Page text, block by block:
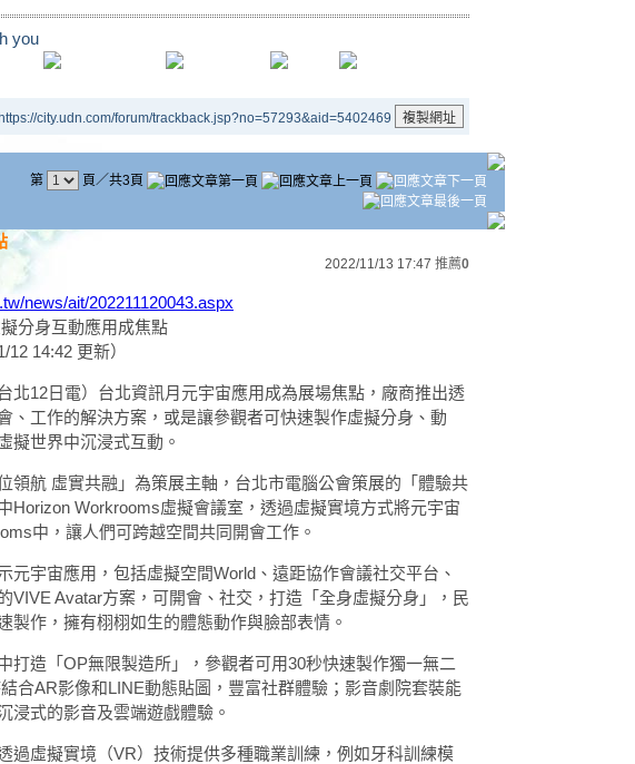
you
city.udn.com/forum/trackback.jsp?no=57293&aid=5402469
第 頁／共3頁
2022/11/13 17:47 推薦0
news/ait/202211120043.aspx
分身互動應用成焦點
12 14:42 更新）
北12日電）台北資訊月元宇宙應用成為展場焦點，廠商推出透
、工作的解決方案，或是讓參觀者可快速製作虛擬分身、動
擬世界中沉浸式互動。
領航 虛實共融」為策展主軸，台北市電腦公會策展的「體驗共
Horizon Workrooms虛擬會議室，透過虛擬實境方式將元宇宙
中，讓人們可跨越空間共同開會工作。
元宇宙應用，包括虛擬空間World、遠距協作會議社交平台、
VIVE Avatar方案，可開會、社交，打造「全身虛擬分身」，民
製作，擁有栩栩如生的體態動作與臉部表情。
打造「OP無限製造所」，參觀者可用30秒快速製作獨一無二
合AR影像和LINE動態貼圖，豐富社群體驗；影音劇院套裝能
浸式的影音及雲端遊戲體驗。
過虛擬實境（VR）技術提供多種職業訓練，例如牙科訓練模